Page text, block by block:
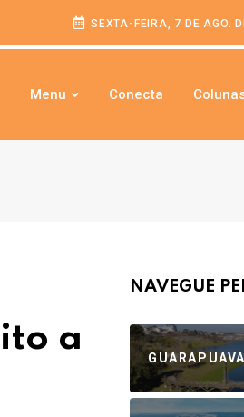
SEXTA-FEIRA, 7 DE AGO.
Menu Conecta
a
NAVEGUE
GUARAPUAVA